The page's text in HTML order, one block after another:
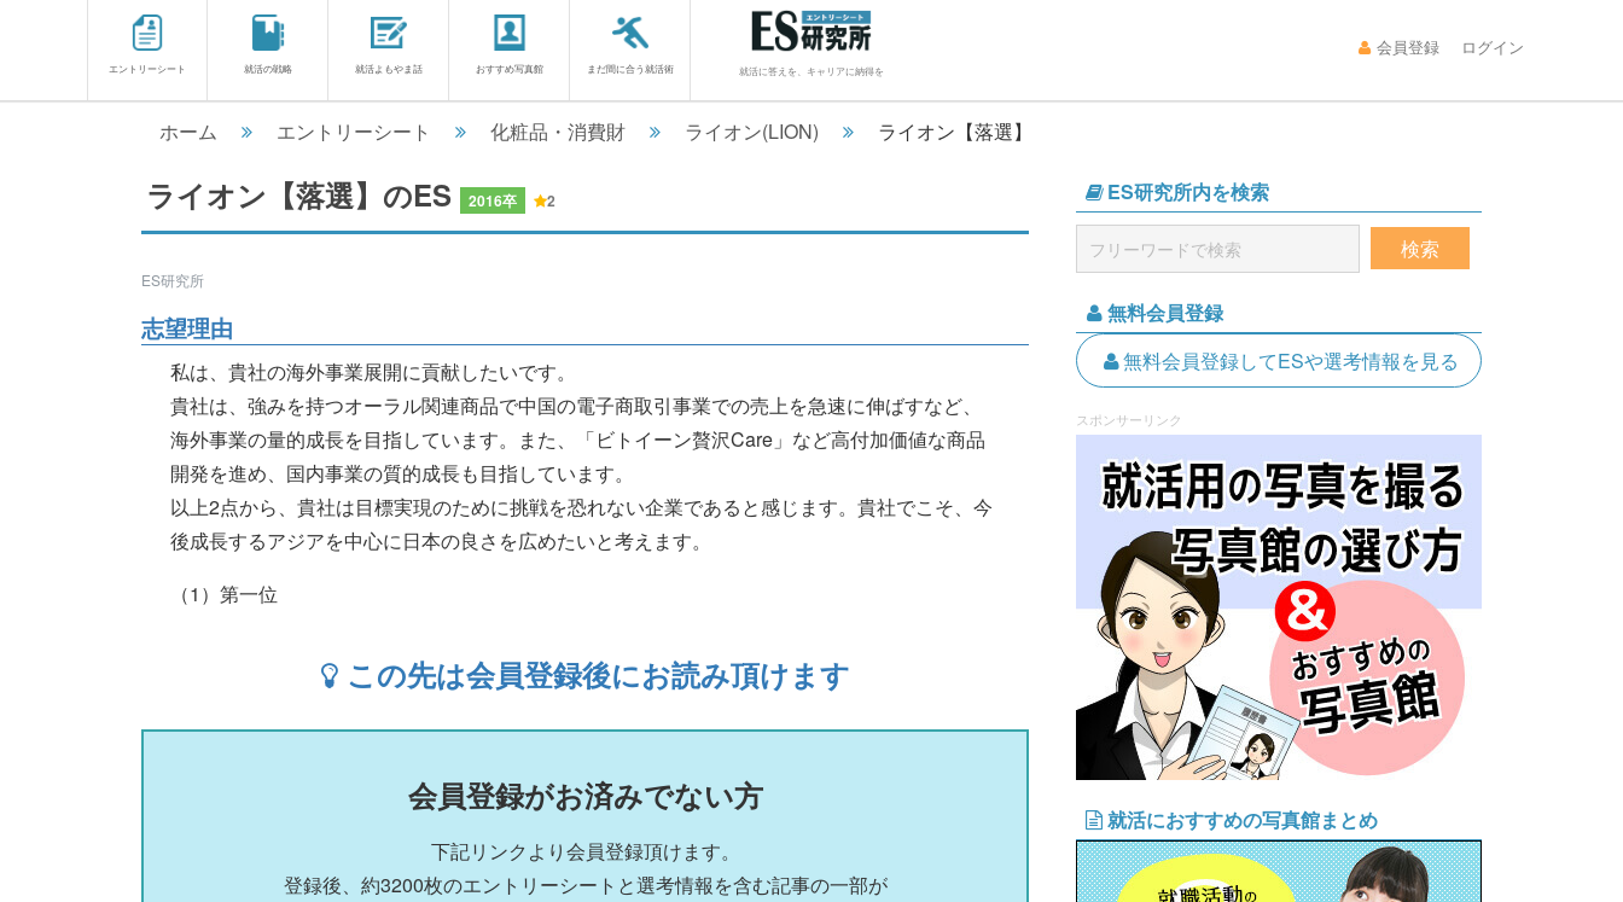
エントリーシート 就活の戦略 就活よもやま話 おすすめ写真館 まだ間に合う就活術 就活に答えを、キャリアに納得を
会員登録 ログイン
ホーム エントリーシート 化粧品・消費財 ライオン(LION) ライオン【落選】
ライオン【落選】のES 2016卒 2
ES研究所
志望理由
私は、貴社の海外事業展開に貢献したいです。
貴社は、強みを持つオーラル関連商品で中国の電子商取引事業での売上を急速に伸ばすなど、
海外事業の量的成長を目指しています。また、「ビトイーン贅沢Care」など高付加価値な商品
開発を進め、国内事業の質的成長も目指しています。
以上2点から、貴社は目標実現のために挑戦を恐れない企業であると感じます。貴社でこそ、今
後成長するアジアを中心に日本の良さを広めたいと考えます。
（1）第一位
この先は会員登録後にお読み頂けます
会員登録がお済みでない方
下記リンクより会員登録頂けます。
登録後、約3200枚のエントリーシートと選考情報を含む記事の一部が
ES研究所内を検索
無料会員登録
無料会員登録してESや選考情報を見る
スポンサーリンク
就活におすすめの写真館まとめ